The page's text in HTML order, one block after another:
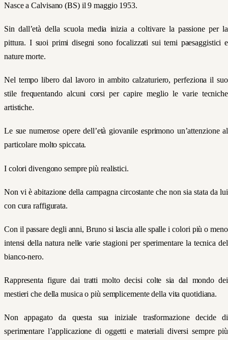
Nasce a Calvisano (BS) il 9 maggio 1953.
Sin dall’età della scuola media inizia a coltivare la passione per la
pittura. I suoi primi disegni sono focalizzati sui temi paesaggistici e
nature morte.
Nel tempo libero dal lavoro in ambito calzaturiero, perfeziona il suo
stile frequentando alcuni corsi per capire meglio le varie tecniche
artistiche.
Le sue numerose opere dell’età giovanile esprimono un’attenzione al
particolare molto spiccata.
I colori divengono sempre più realistici.
Non vi è abitazione della campagna circostante che non sia stata da lui
con cura raffigurata.
Con il passare degli anni, Bruno si lascia alle spalle i colori più o meno
intensi della natura nelle varie stagioni per sperimentare la tecnica del
bianco-nero.
Rappresenta figure dai tratti molto decisi colte sia dal mondo dei
mestieri che della musica o più semplicemente della vita quotidiana.
Non appagato da questa sua iniziale trasformazione decide di
sperimentare l’applicazione di oggetti e materiali diversi sempre più